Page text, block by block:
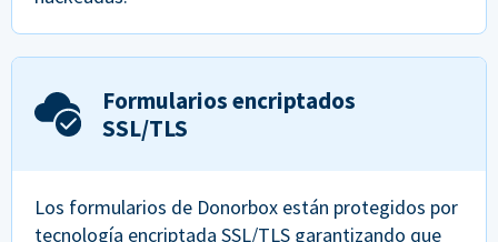
Formularios encriptados
SSL/TLS
Los formularios de Donorbox están protegidos por
tecnología encriptada SSL/TLS garantizando que